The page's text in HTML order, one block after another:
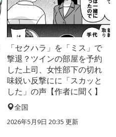
「セクハラ」を「ミス」で
撃退？ツインの部屋を予約
した上司、女性部下の切れ
味鋭い反撃にに「スカッと
した」の声【作者に聞く】
全国
2026年5月9日 20:35 更新